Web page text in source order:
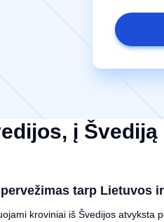
į Švediją
tarp Lietuvos
kroviniai iš Švedijos atvyksta